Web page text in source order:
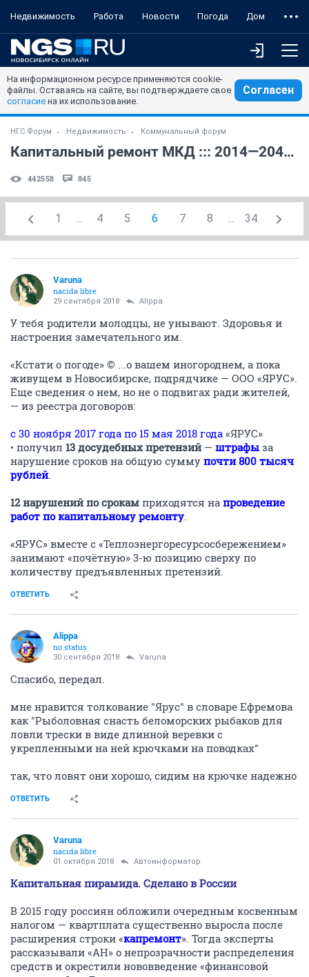
Недвижимость Работа Новости Погода Дом
На информационном ресурсе применяются cookie-
файлы. Оставаясь на сайте, вы подтверждаете свое
согласие на их использование.
Согласен
НГС.Форум Недвижимость Коммунальный форум
Капитальный ремонт МКД ::: 2014—2043 годы (5)
442558 845
1 ... 4 5 6 7 8 ... 34
Varuna
nacida libre
29 сентября 2018 Alippa
У тебя родители молодцы, не унывают. Здоровья и
настроения замечательного им.
«Кстати о погоде» © ...о вашем иногороднем, а пока
живущем в Новосибирске, подрядчике — ООО «ЯРУС».
Еще сведения о нем, но не о подвигах ради жителей,
— из реестра договоров:
с 30 ноября 2017 года по 15 мая 2018 года «ЯРУС»
• получил 13 досудебных претензий— штрафы за
нарушение сроков на общую сумму почти 800 тысяч
рублей.
12 нарушений по срокам приходятся на проведение
работ по капитальному ремонту.
«ЯРУС» вместе с «Теплоэнергоресурсосбережением»
занимают «почётную» 3-ю позицию сверху по
количеству предъявленных претензий.
ОТВЕТИТЬ
Alippa
no status
30 сентября 2018 Varuna
Спасибо, передал.
мне нравится толкование "Ярус" в словаре Ефремова
как "Рыболовная снасть беломорских рыбаков для
ловли трески в виде длинной веревки с
укрепленными на ней крючками на поводках"
так, что ловят они хорошо, сидим на крючке надежно
ОТВЕТИТЬ
Varuna
nacida libre
01 октября 2018 Автоинформатор
Капитальная пирамида. Сделано в России
В 2015 году россиян обложили очередным косвенным
налогом — квартплата существенно выросла после
расширения строки «капремонт». Тогда эксперты
рассказывали «АН» о непрозрачности распределения
средств и окрестили нововведение «финансовой